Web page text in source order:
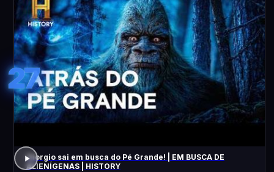
27
Giorgio sai em busca do Pé Grande! | EM BUSCA DE
ALIENÍGENAS | HISTORY